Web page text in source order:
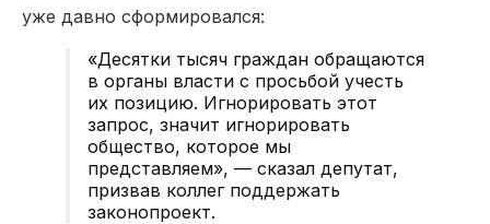
уже давно сформировался:
«Десятки тысяч граждан обращаются
в органы власти с просьбой учесть
их позицию. Игнорировать этот
запрос, значит игнорировать
общество, которое мы
представляем», — сказал депутат,
призвав коллег поддержать
законопроект.